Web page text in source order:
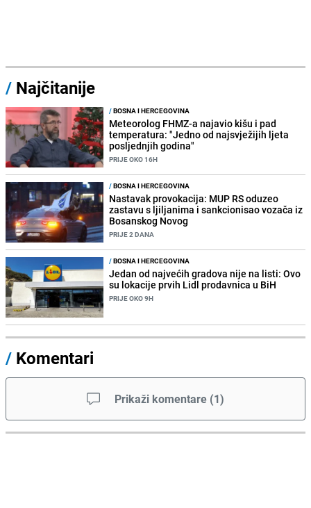
/ Najčitanije
/BOSNA I HERCEGOVINA
Meteorolog FHMZ-a najavio kišu i pad
temperatura: "Jedno od najsvježijih ljeta
posljednjih godina"
PRIJE OKO 16H
/BOSNA I HERCEGOVINA
Nastavak provokacija: MUP RS oduzeo
zastavu s ljiljanima i sankcionisao vozača iz
Bosanskog Novog
PRIJE 2 DANA
/BOSNA I HERCEGOVINA
Jedan od najvećih gradova nije na listi: Ovo
su lokacije prvih Lidl prodavnica u BiH
PRIJE OKO 9H
/ Komentari
Prikaži komentare (1)